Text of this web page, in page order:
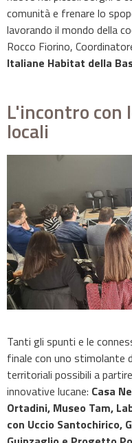
comunità e frenare lo
lavorando il mondo della
Rocco Fiorino,
Italiane Habitat della
L'incontro con
locali
Tanti gli spunti e le
finale con uno stimolante
territoriali possibili a
innovative lucane: Casa
Ortadini, Museo Tam,
con Uccio Santochirico,